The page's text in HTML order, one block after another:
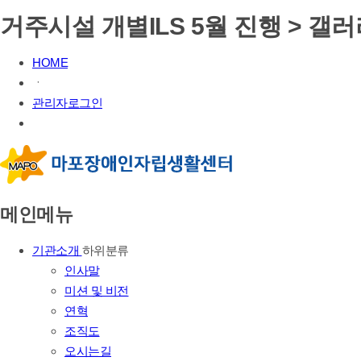
거주시설 개별ILS 5월 진행 > 갤러
HOME
ㆍ
관리자로그인
메인메뉴
기관소개 하위분류
인사말
미션 및 비전
연혁
조직도
오시는길